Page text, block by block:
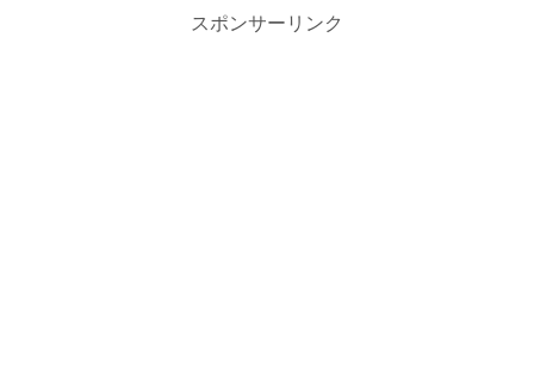
スポンサーリンク